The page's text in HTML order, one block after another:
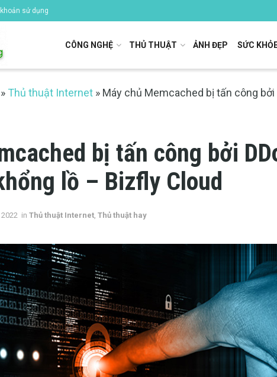
sử dụng
CÔNG NGHỆ THỦ THUẬT ẢNH ĐẸP SỨC
» Thủ thuật Internet » Máy chủ Memcached bị tấn công
bị tấn công bởi
lồ – Bizfly Cloud
in Thủ thuật Internet, Thủ thuật hay